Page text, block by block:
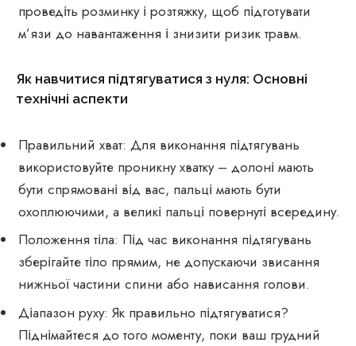
проведіть розминку і розтяжку, щоб підготувати
м’язи до навантаження і знизити ризик травм.
Як навчитися підтягуватися з нуля: Основні
технічні аспекти
Правильний хват: Для виконання підтягувань
використовуйте проникну хватку – долоні мають
бути спрямовані від вас, пальці мають бути
охоплюючими, а великі пальці повернуті всередину.
Положення тіла: Під час виконання підтягувань
зберігайте тіло прямим, не допускаючи звисання
нижньої частини спини або нависання голови.
Діапазон руху: Як правильно підтягуватися?
Піднімайтеся до того моменту, поки ваш грудний